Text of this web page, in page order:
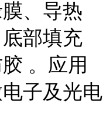
、导热
部填充
。应用
子及光电